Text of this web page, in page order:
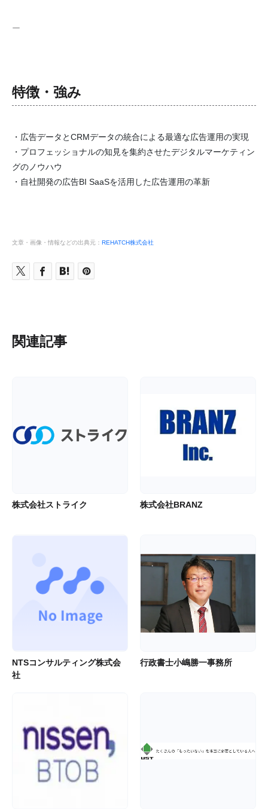
ー
特徴・強み
・広告データとCRMデータの統合による最適な広告運用の実現
・プロフェッショナルの知見を集約させたデジタルマーケティン
グのノウハウ
・自社開発の広告BI SaaSを活用した広告運用の革新
文章・画像・情報などの出典元： REHATCH株式会社
関連記事
株式会社ストライク 株式会社BRANZ
NTSコンサルティング株式会
社
行政書士小嶋勝一事務所